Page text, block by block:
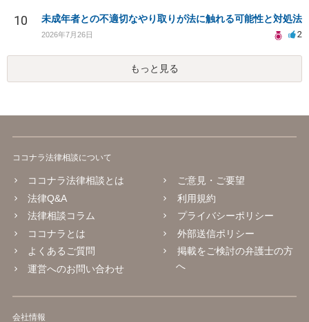
10 未成年者との不適切なやり取りが法に触れる可能性と対処法
2026年7月26日 2
もっと見る
ココナラ法律相談について
ココナラ法律相談とは
法律Q&A
法律相談コラム
ココナラとは
よくあるご質問
運営へのお問い合わせ
ご意見・ご要望
利用規約
プライバシーポリシー
外部送信ポリシー
掲載をご検討の弁護士の方
へ
会社情報